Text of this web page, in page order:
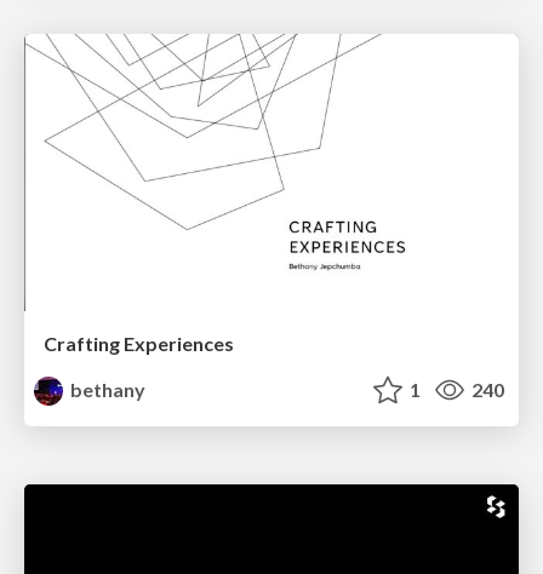
Crafting Experiences
bethany
1 240